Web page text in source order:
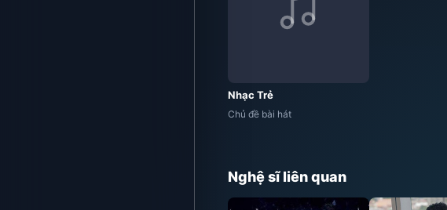
Nhạc Trẻ
Chủ đề bài hát
Nghệ sĩ liên quan